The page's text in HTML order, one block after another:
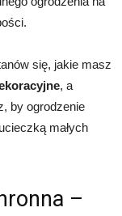
się, jakie masz
, a
by ogrodzenie
małych
–